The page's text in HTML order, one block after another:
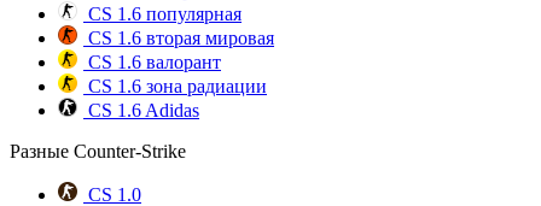
CS 1.6 популярная
CS 1.6 вторая мировая
CS 1.6 валорант
CS 1.6 зона радиации
CS 1.6 Adidas
Разные Counter-Strike
CS 1.0